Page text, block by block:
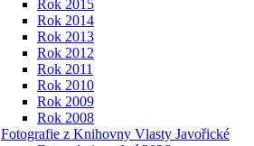
Rok 2015
Rok 2014
Rok 2013
Rok 2012
Rok 2011
Rok 2010
Rok 2009
Rok 2008
Fotografie z Knihovny Vlasty Javořické